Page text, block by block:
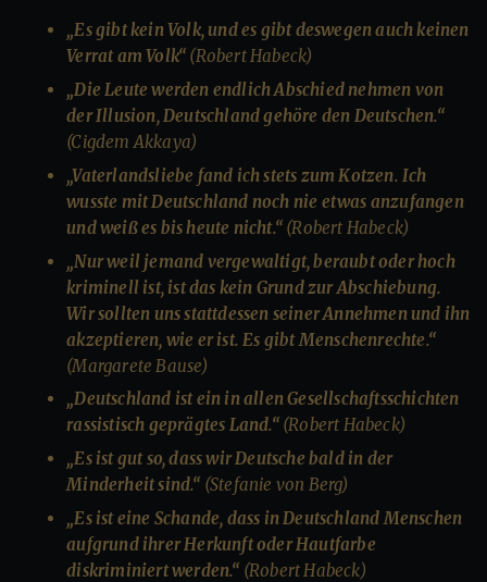
„Es gibt kein Volk, und es gibt deswegen auch keinen
Verrat am Volk“ (Robert Habeck)
„Die Leute werden endlich Abschied nehmen von
der Illusion, Deutschland gehöre den Deutschen.“
(Cigdem Akkaya)
„Vaterlandsliebe fand ich stets zum Kotzen. Ich
wusste mit Deutschland noch nie etwas anzufangen
und weiß es bis heute nicht.“ (Robert Habeck)
„Nur weil jemand vergewaltigt, beraubt oder hoch
kriminell ist, ist das kein Grund zur Abschiebung.
Wir sollten uns stattdessen seiner Annehmen und ihn
akzeptieren, wie er ist. Es gibt Menschenrechte.“
(Margarete Bause)
„Deutschland ist ein in allen Gesellschaftsschichten
rassistisch geprägtes Land.“ (Robert Habeck)
„Es ist gut so, dass wir Deutsche bald in der
Minderheit sind.“ (Stefanie von Berg)
„Es ist eine Schande, dass in Deutschland Menschen
aufgrund ihrer Herkunft oder Hautfarbe
diskriminiert werden.“ (Robert Habeck)